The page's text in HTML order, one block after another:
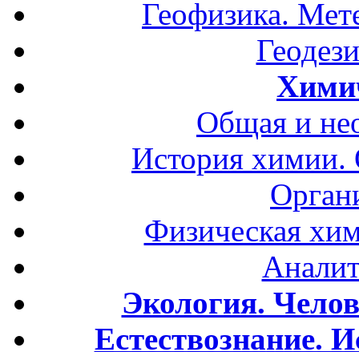
Геофизика.
Общая и
История
Физическая
Экология.
Естествознание.